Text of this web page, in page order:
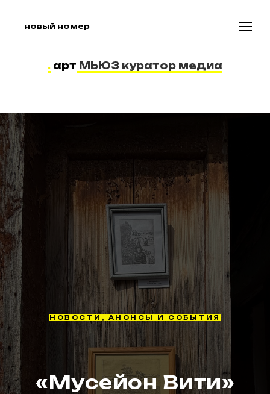
. арт МЬЮЗ куратор медиа
новый номер
НОВОСТИ, АНОНСЫ И СОБЫТИЯ
«Мусейон Вити»